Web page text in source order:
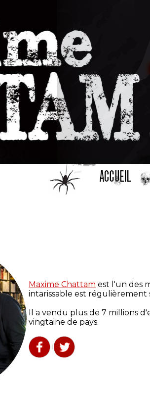
Maxime Chattam est l'un des
intarissable est régulièrement
Il a vendu plus de 7 millions
vingtaine de pays.